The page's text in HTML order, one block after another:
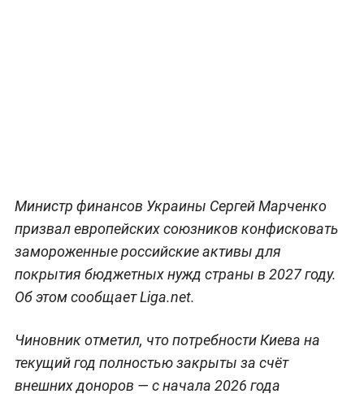
Министр финансов Украины Сергей Марченко
призвал европейских союзников конфисковать
замороженные российские активы для
покрытия бюджетных нужд страны в 2027 году.
Об этом сообщает Liga.net.
Чиновник отметил, что потребности Киева на
текущий год полностью закрыты за счёт
внешних доноров — с начала 2026 года